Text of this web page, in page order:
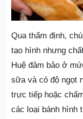
Qua thẩm định,
tạo hình nhưng
Huệ đảm bảo ở
sữa và có độ ngọt
trực tiếp hoặc
các loại bánh hình